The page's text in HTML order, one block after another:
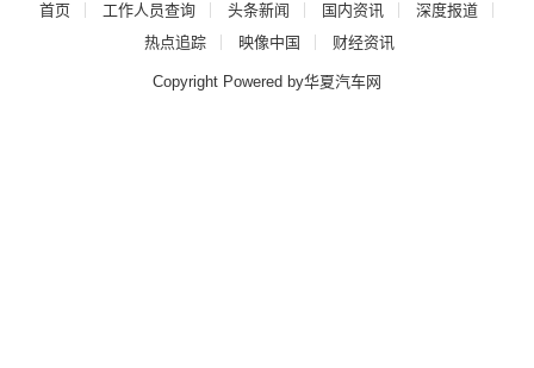
首页 工作人员查询 头条新闻 国内资讯
深度报道
热点追踪
映像中国 财经资讯
Copyright Powered by华夏汽车网